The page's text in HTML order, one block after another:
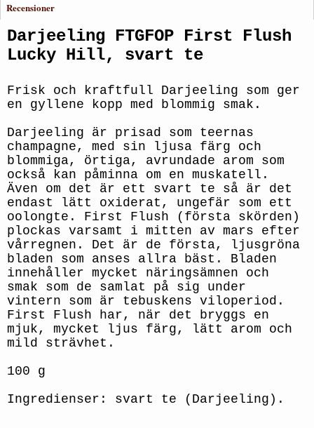
Recensioner
Darjeeling FTGFOP First Flush
Lucky Hill, svart te
Frisk och kraftfull Darjeeling som ger
en gyllene kopp med blommig smak.
Darjeeling är prisad som teernas
champagne, med sin ljusa färg och
blommiga, örtiga, avrundade arom som
också kan påminna om en muskatell.
Även om det är ett svart te så är det
endast lätt oxiderat, ungefär som ett
oolongte. First Flush (första skörden)
plockas varsamt i mitten av mars efter
vårregnen. Det är de första, ljusgröna
bladen som anses allra bäst. Bladen
innehåller mycket näringsämnen och
smak som de samlat på sig under
vintern som är tebuskens viloperiod.
First Flush har, när det bryggs en
mjuk, mycket ljus färg, lätt arom och
mild strävhet.
100 g
Ingredienser: svart te (Darjeeling).